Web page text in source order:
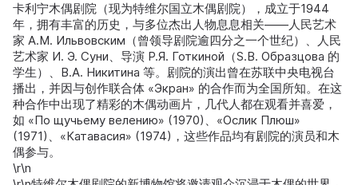
卡利宁木偶剧院（现为特维尔国立木偶剧院），成立于1944
年，拥有丰富的历史，与多位杰出人物息息相关——人民艺术
家 А.М. Ильвовским（曾领导剧院逾四分之一个世纪）、人民
艺术家 И. Э. Суни、导演 Р.Я. Готкиной（S.В. Образцова 的
学生）、В.А. Никитина 等。剧院的演出曾在苏联中央电视台
播出，并因与创作联合体 «Экран» 的合作而为全国所知。在这
种合作中出现了精彩的木偶动画片，几代人都在观看并喜爱，
如 «По щучьему велению» (1970)、«Ослик Плюш»
(1971)、«Катавасия» (1974)，这些作品均有剧院的演员和木
偶参与。
\r\n